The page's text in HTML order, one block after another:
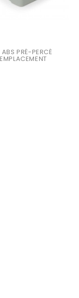
PRÉ-PERCÉ